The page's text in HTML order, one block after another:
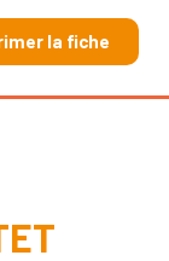
la fiche